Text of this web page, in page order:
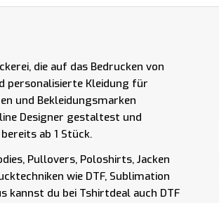
die auf das Bedrucken von
personalisierte Kleidung für
und Bekleidungsmarken
Designer gestaltest und
ab 1 Stück.
Pullovers, Poloshirts, Jacken
wie DTF, Sublimation
kannst du bei Tshirtdeal auch DTF